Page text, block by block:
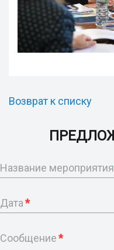
Возврат к списку
Название мероприятия
Дата*
Сообщение*